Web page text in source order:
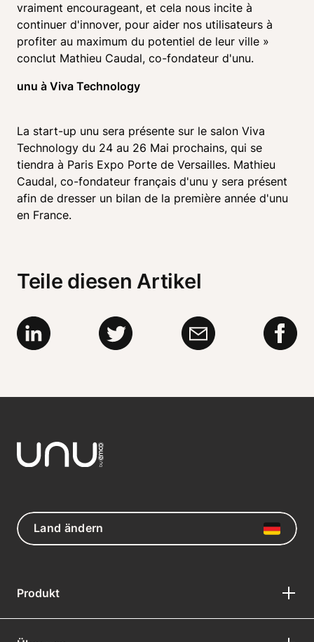
vraiment encourageant, et cela nous incite à
continuer d'innover, pour aider nos utilisateurs à
profiter au maximum du potentiel de leur ville »
conclut Mathieu Caudal, co-fondateur d'unu.
unu à Viva Technology
La start-up unu sera présente sur le salon Viva
Technology du 24 au 26 Mai prochains, qui se
tiendra à Paris Expo Porte de Versailles. Mathieu
Caudal, co-fondateur français d'unu y sera présent
afin de dresser un bilan de la première année d'unu
en France.
Teile diesen Artikel
Land ändern
Produkt